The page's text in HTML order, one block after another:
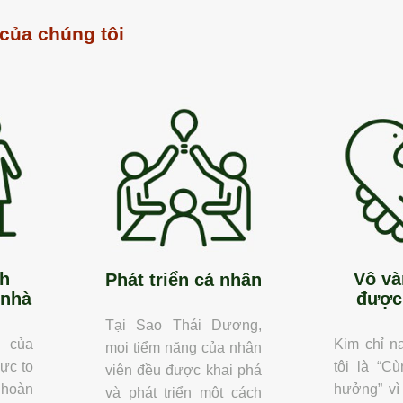
chúng tôi
của
to
Phát triển cá nhân
Tại Sao Thái Dương,
mọi tiểm năng của nhân
viên đều được khai phá
và phát triển một cách
Vô
Kim chỉ
tôi là
hưởng”